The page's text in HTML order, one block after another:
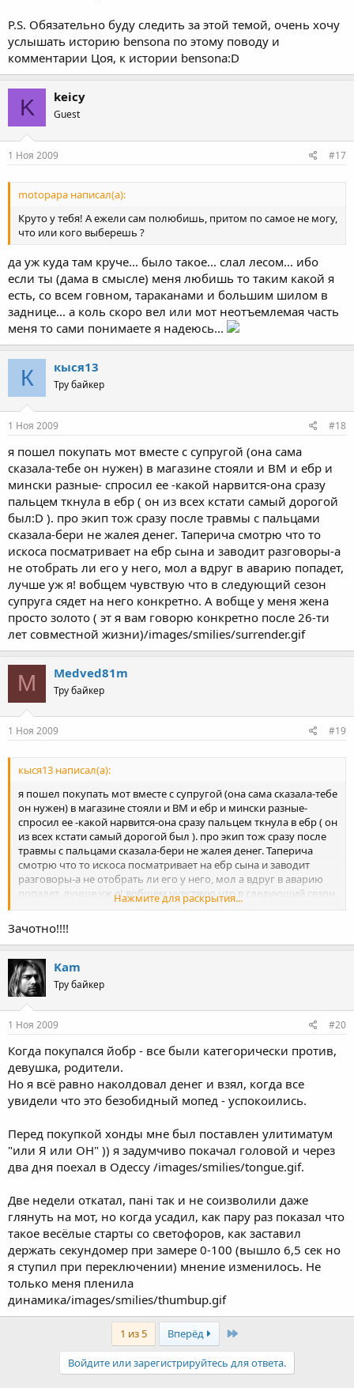
P.S. Обязательно буду следить за этой темой, очень хочу
услышать историю bensona по этому поводу и
комментарии Цоя, к истории bensona:D
K keicy
Guest
1 Ноя 2009 #17
motopapa написал(а):
Круто у тебя! А ежели сам полюбишь, притом по самое не могу,
что или кого выберешь ?
да уж куда там круче... было такое... слал лесом... ибо
если ты (дама в смысле) меня любишь то таким какой я
есть, со всем говном, тараканами и большим шилом в
заднице... а коль скоро вел или мот неотъемлемая часть
меня то сами понимаете я надеюсь...
К кыся13
Тру байкер
1 Ноя 2009 #18
я пошел покупать мот вместе с супругой (она сама
сказала-тебе он нужен) в магазине стояли и ВМ и ебр и
мински разные- спросил ее -какой нарвится-она сразу
пальцем ткнула в ебр ( он из всех кстати самый дорогой
был:D ). про экип тож сразу после травмы с пальцами
сказала-бери не жалея денег. Таперича смотрю что то
искоса посматривает на ебр сына и заводит разговоры-а
не отобрать ли его у него, мол а вдруг в аварию попадет,
лучше уж я! вобщем чувствую что в следующий сезон
супруга сядет на него конкретно. А вобще у меня жена
просто золото ( эт я вам говорю конкретно после 26-ти
лет совместной жизни)/images/smilies/surrender.gif
M Medved81m
Тру байкер
1 Ноя 2009 #19
кыся13 написал(а):
я пошел покупать мот вместе с супругой (она сама сказала-тебе
он нужен) в магазине стояли и ВМ и ебр и мински разные-
спросил ее -какой нарвится-она сразу пальцем ткнула в ебр ( он
из всех кстати самый дорогой был ). про экип тож сразу после
травмы с пальцами сказала-бери не жалея денег. Таперича
смотрю что то искоса посматривает на ебр сына и заводит
разговоры-а не отобрать ли его у него, мол а вдруг в аварию
попадет, лучше уж я! вобщем чувствую что в следующий сезон
супруга сядет на него конкретно. А вобще у меня жена просто
золото ( эт я вам говорю конкретно после 26-ти лет совместной
жизни)
Нажмите для раскрытия...
Зачотно!!!!
Kam
Тру байкер
1 Ноя 2009 #20
Когда покупался йобр - все были категорически против,
девушка, родители.
Но я всё равно наколдовал денег и взял, когда все
увидели что это безобидный мопед - успокоились.
Перед покупкой хонды мне был поставлен улитиматум
"или Я или ОН" )) я задумчиво покачал головой и через
два дня поехал в Одессу /images/smilies/tongue.gif.
Две недели откатал, панi так и не соизволили даже
глянуть на мот, но когда усадил, как пару раз показал что
такое весёлые старты со светофоров, как заставил
держать секундомер при замере 0-100 (вышло 6,5 сек но
я ступил при переключении) мнение изменилось. Не
только меня пленила
динамика/images/smilies/thumbup.gif
1 из 5 Вперёд Last
Войдите или зарегистрируйтесь для ответа.